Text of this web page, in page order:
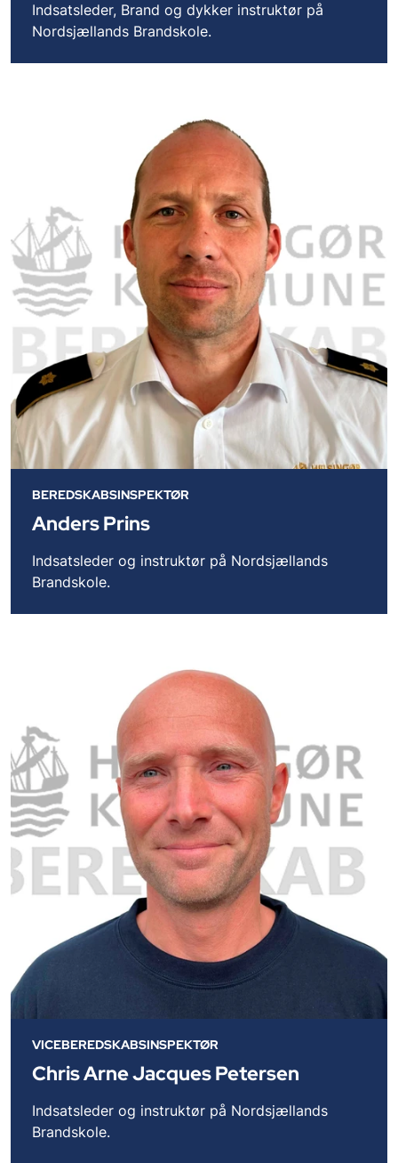
Indsatsleder, Brand og dykker instruktør på
Nordsjællands Brandskole.
BEREDSKABSINSPEKTØR
Anders Prins
Indsatsleder og instruktør på Nordsjællands
Brandskole.
VICEBEREDSKABSINSPEKTØR
Chris Arne Jacques Petersen
Indsatsleder og instruktør på Nordsjællands
Brandskole.